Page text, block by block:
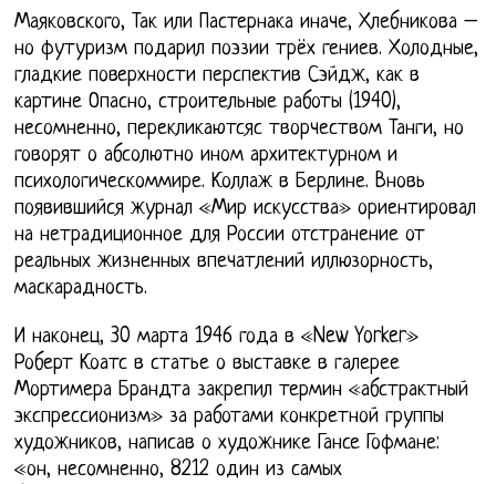
Маяковского, Так или Пастернака иначе, Хлебникова –
но футуризм подарил поэзии трёх гениев. Холодные,
гладкие поверхности перспектив Сэйдж, как в
картине Опасно, строительные работы (1940),
несомненно, перекликаютсяс творчеством Танги, но
говорят о абсолютно ином архитектурном и
психологическоммире. Коллаж в Берлине. Вновь
появившийся журнал «Мир искусства» ориентировал
на нетрадиционное для России отстранение от
реальных жизненных впечатлений иллюзорность,
маскарадность.
И наконец, 30 марта 1946 года в «New Yorker»
Роберт Коатс в статье о выставке в галерее
Мортимера Брандта закрепил термин «абстрактный
экспрессионизм» за работами конкретной группы
художников, написав о художнике Гансе Гофмане:
«он, несомненно, 8212 один из самых